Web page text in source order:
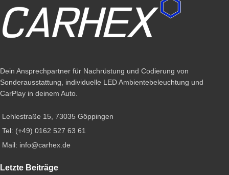
Dein Ansprechpartner für Nachrüstung und Codierung von
Sonderausstattung, individuelle LED Ambientebeleuchtung und
CarPlay in deinem Auto.
Lehlestraße 15, 73035 Göppingen
Tel: (+49) 0162 527 63 61
Mail: info@carhex.de
Letzte Beiträge